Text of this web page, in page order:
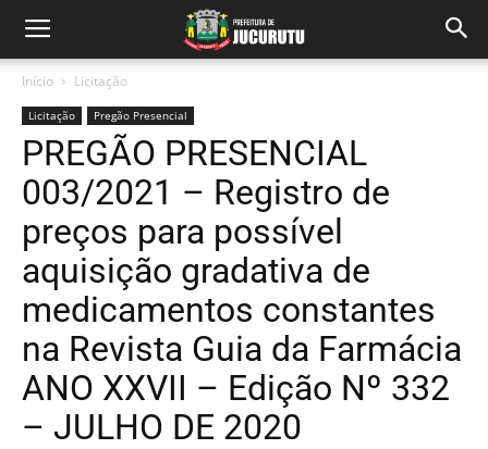
Início Licitação
Licitação Pregão Presencial
PREGÃO PRESENCIAL
003/2021 – Registro de
preços para possível
aquisição gradativa de
medicamentos constantes
na Revista Guia da Farmácia
ANO XXVII – Edição Nº 332
– JULHO DE 2020